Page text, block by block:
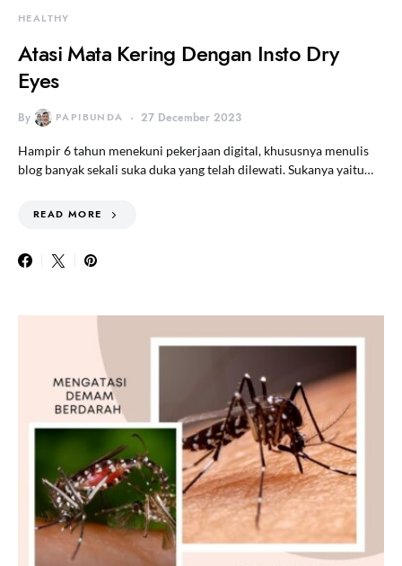
HEALTHY
Atasi Mata Kering Dengan Insto Dry
Eyes
By PAPIBUNDA 27 December 2023
Hampir 6 tahun menekuni pekerjaan digital, khususnya menulis
blog banyak sekali suka duka yang telah dilewati. Sukanya yaitu…
READ MORE